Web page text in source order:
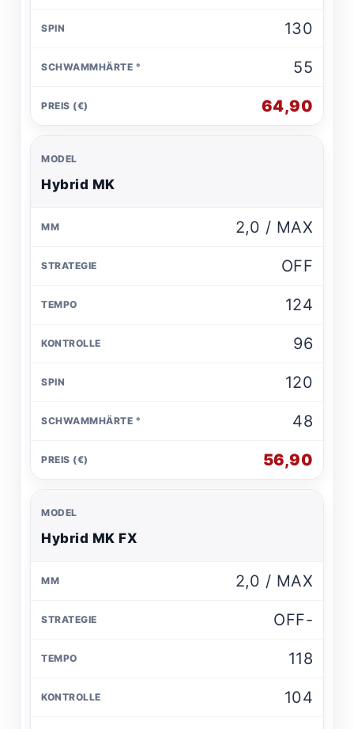
130
55
64,90
Hybrid MK
2,0 / MAX
OFF
124
96
120
48
56,90
Hybrid MK FX
2,0 / MAX
OFF-
118
104